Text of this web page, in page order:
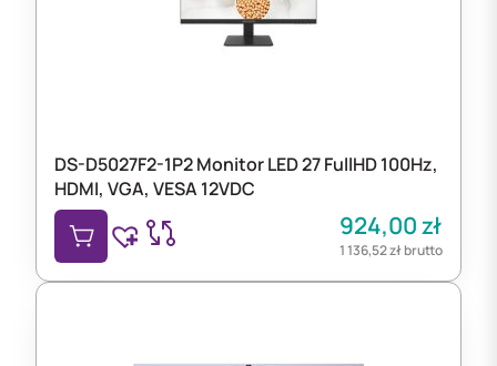
DS-D5027F2-1P2 Monitor LED 27 FullHD 100Hz,
HDMI, VGA, VESA 12VDC
924,00 zł
1 136,52złbrutto